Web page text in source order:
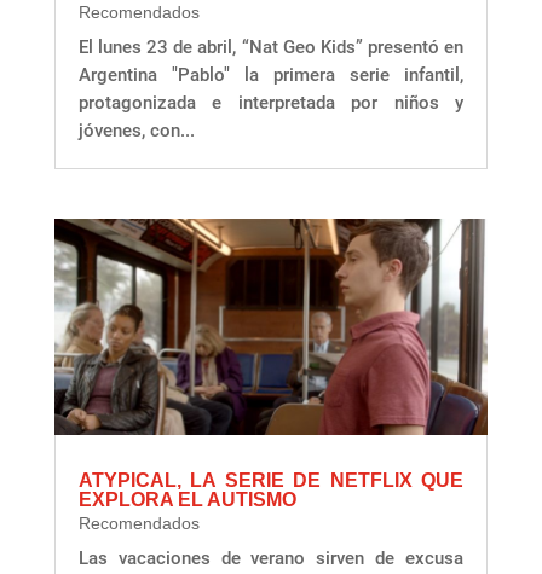
Recomendados
El lunes 23 de abril, “Nat Geo Kids” presentó en
Argentina "Pablo" la primera serie infantil,
protagonizada e interpretada por niños y
jóvenes, con...
ATYPICAL, LA SERIE DE NETFLIX QUE
EXPLORA EL AUTISMO
Recomendados
Las vacaciones de verano sirven de excusa